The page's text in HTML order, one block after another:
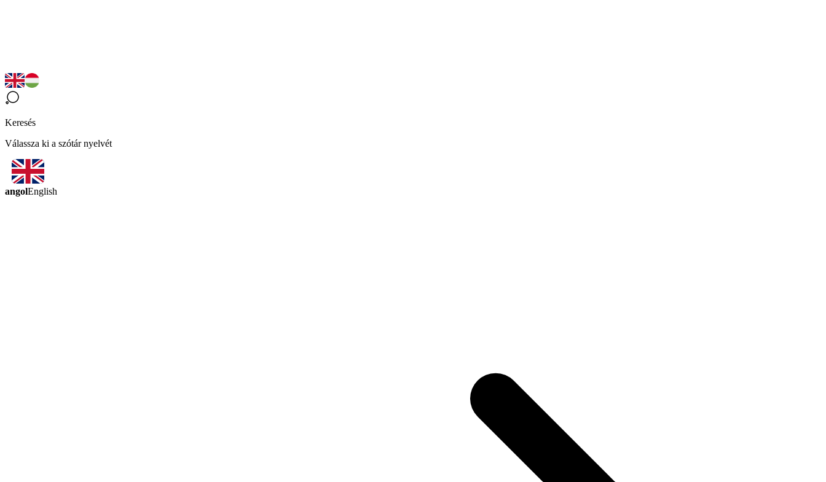
Keresés
Válassza ki a szótár nyelvét
angolEnglish